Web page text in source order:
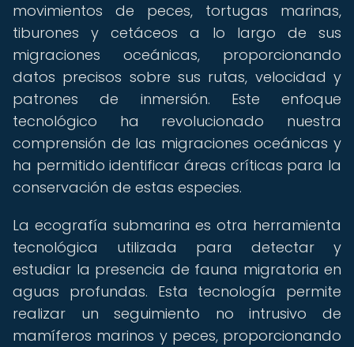
movimientos de peces, tortugas marinas,
tiburones y cetáceos a lo largo de sus
migraciones oceánicas, proporcionando
datos precisos sobre sus rutas, velocidad y
patrones de inmersión. Este enfoque
tecnológico ha revolucionado nuestra
comprensión de las migraciones oceánicas y
ha permitido identificar áreas críticas para la
conservación de estas especies.
La ecografía submarina es otra herramienta
tecnológica utilizada para detectar y
estudiar la presencia de fauna migratoria en
aguas profundas. Esta tecnología permite
realizar un seguimiento no intrusivo de
mamíferos marinos y peces, proporcionando